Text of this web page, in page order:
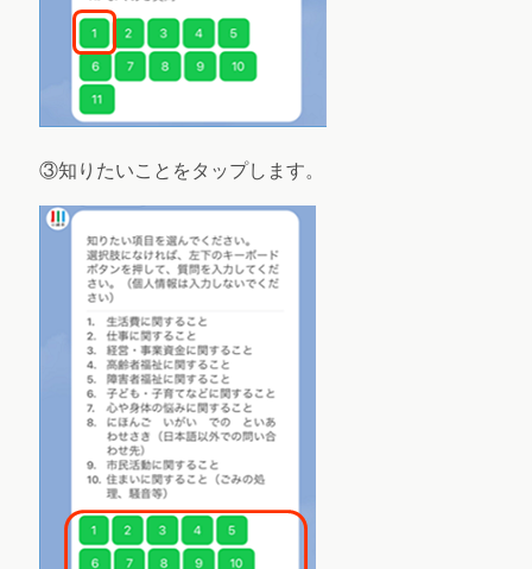
③知りたいことをタップします。